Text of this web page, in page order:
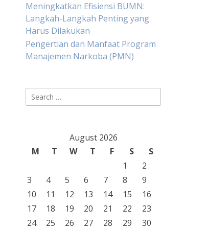
Meningkatkan Efisiensi BUMN:
Langkah-Langkah Penting yang
Harus Dilakukan
Pengertian dan Manfaat Program
Manajemen Narkoba (PMN)
Search
for:
August 2026
M
T W T F S
S
1
2
3
4 5 6 7 8
9
10
11 12 13 14 15
16
17
18 19 20 21 22
23
24
25 26 27 28 29
30